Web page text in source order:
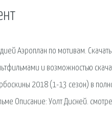
Аэроплан по мотивам.
и возможностью
2018 (1-13 сезон) в
Описание: Уолт Дисней.